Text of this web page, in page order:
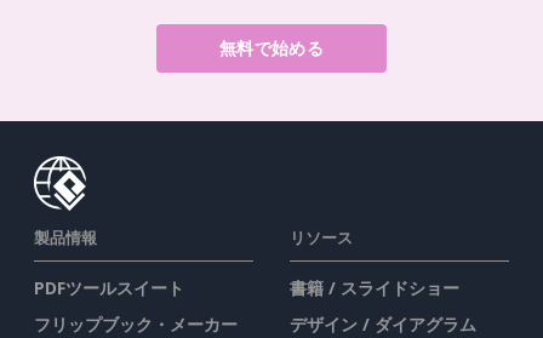
無料で始める
製品情報
PDFツールスイート
フリップブック・メーカー
リソース
書籍 / スライドショー
デザイン / ダイアグラム